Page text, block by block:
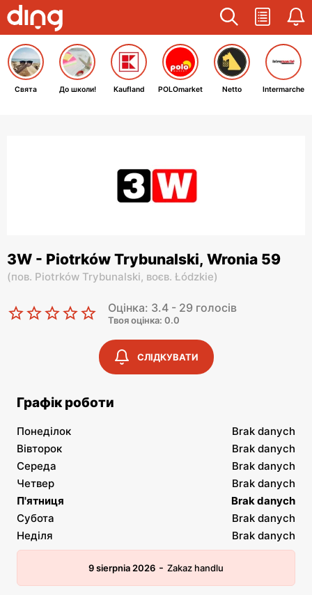
Свята До школи! Kaufland POLOmarket Netto Intermarche
3W - Piotrków Trybunalski, Wronia 59
(пов. Piotrków Trybunalski, воєв. Łódzkie)
Оцінка: 3.4 - 29 голосів
Твоя оцінка: 0.0
СЛІДКУВАТИ
Графік роботи
Понеділок
Brak danych
Вівторок
Brak danych
Середа
Brak danych
Четвер
Brak danych
П'ятниця
Brak danych
Субота
Brak danych
Неділя
Brak danych
9 sierpnia 2026 - Zakaz handlu